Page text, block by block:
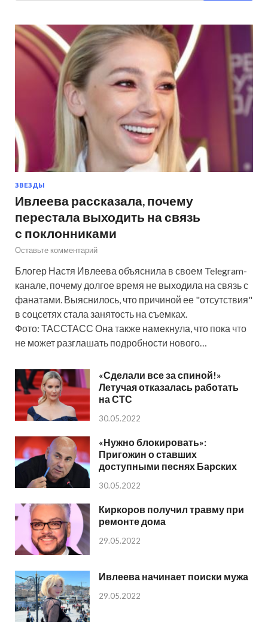
ЗВЕЗДЫ
Ивлеева рассказала, почему
перестала выходить на связь
с поклонниками
Оставьте комментарий
Блогер Настя Ивлеева объяснила в своем Telegram-
канале, почему долгое время не выходила на связь с
фанатами. Выяснилось, что причиной ее "отсутствия"
в соцсетях стала занятость на съемках.
Фото: ТАССТАСС Она также намекнула, что пока что
не может разглашать подробности нового…
«Сделали все за спиной!»
Летучая отказалась работать
на СТС
30.05.2022
«Нужно блокировать»:
Пригожин о ставших
доступными песнях Барских
30.05.2022
Киркоров получил травму при
ремонте дома
29.05.2022
Ивлеева начинает поиски мужа
29.05.2022